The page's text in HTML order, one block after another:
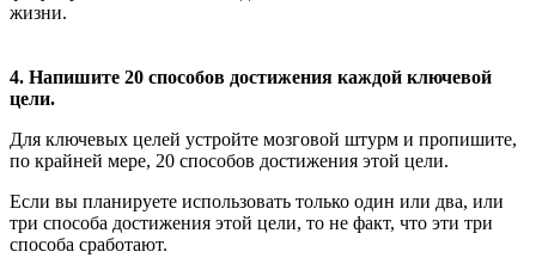
жизни.
4. Напишите 20 способов достижения каждой ключевой
цели.
Для ключевых целей устройте мозговой штурм и пропишите,
по крайней мере, 20 способов достижения этой цели.
Если вы планируете использовать только один или два, или
три способа достижения этой цели, то не факт, что эти три
способа сработают.